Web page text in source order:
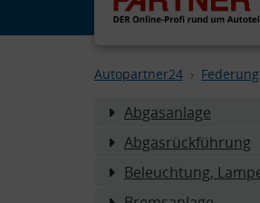
Autopartner24
Abgasanlage
Abgasrückführung
Beleuchtung,